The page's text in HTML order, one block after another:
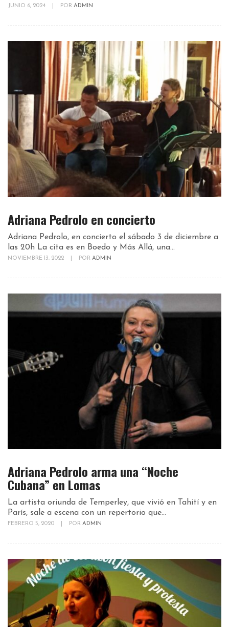
JUNIO 6, 2024 POR ADMIN
Adriana Pedrolo en concierto
Adriana Pedrolo, en concierto el sábado 3 de diciembre a
las 20h La cita es en Boedo y Más Allá, una...
NOVIEMBRE 13, 2022 POR ADMIN
Adriana Pedrolo arma una “Noche
Cubana” en Lomas
La artista oriunda de Temperley, que vivió en Tahití y en
París, sale a escena con un repertorio que...
FEBRERO 5, 2020 POR ADMIN